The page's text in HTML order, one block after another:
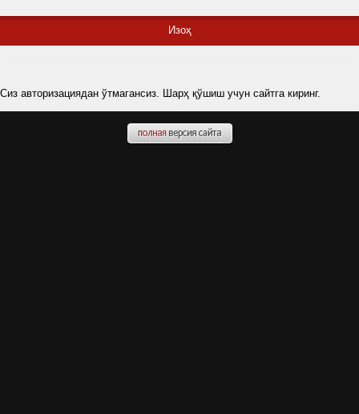
Изоҳ
Сиз авторизациядан ўтмагансиз. Шарҳ қўшиш учун сайтга киринг.